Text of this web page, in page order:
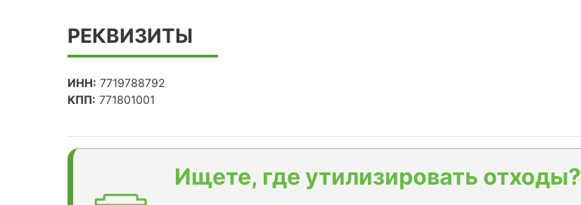
РЕКВИЗИТЫ
ИНН: 7719788792
КПП: 771801001
Ищете, где утилизировать отходы?